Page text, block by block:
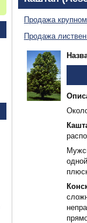
Продажа
Продажа